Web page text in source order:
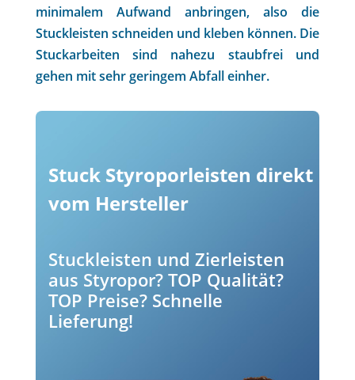
minimalem Aufwand anbringen, also die
Stuckleisten schneiden und kleben können. Die
Stuckarbeiten sind nahezu staubfrei und
gehen mit sehr geringem Abfall einher.
Stuck Styroporleisten direkt
vom Hersteller
Stuckleisten und Zierleisten
aus Styropor? TOP Qualität?
TOP Preise? Schnelle
Lieferung!